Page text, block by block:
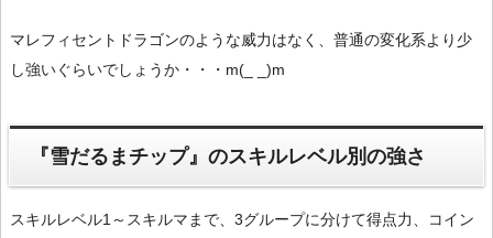
マレフィセントドラゴンのような威力はなく、普通の変化系より少
し強いぐらいでしょうか・・・m(_ _)m
『雪だるまチップ』のスキルレベル別の強さ
スキルレベル1～スキルマまで、3グループに分けて得点力、コイン